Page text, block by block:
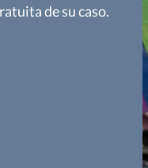
de su caso.